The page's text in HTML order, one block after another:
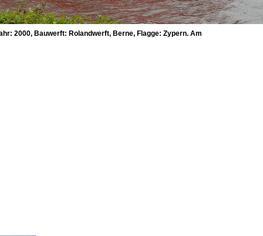
2000, Bauwerft: Rolandwerft, Berne, Flagge: Zypern. Am